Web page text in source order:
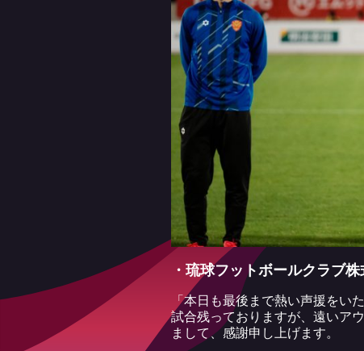
・琉球フットボールクラブ
「本日も最後まで熱い声援をい
試合残っておりますが、遠いア
まして、感謝申し上げます。